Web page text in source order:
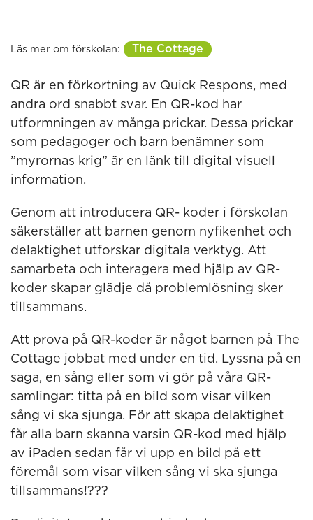
Läs mer om förskolan: The Cottage
QR är en förkortning av Quick Respons, med
andra ord snabbt svar. En QR-kod har
utformningen av många prickar. Dessa prickar
som pedagoger och barn benämner som
”myrornas krig” är en länk till digital visuell
information.
Genom att introducera QR- koder i förskolan
säkerställer att barnen genom nyfikenhet och
delaktighet utforskar digitala verktyg. Att
samarbeta och interagera med hjälp av QR-
koder skapar glädje då problemlösning sker
tillsammans.
Att prova på QR-koder är något barnen på The
Cottage jobbat med under en tid. Lyssna på en
saga, en sång eller som vi gör på våra QR-
samlingar: titta på en bild som visar vilken
sång vi ska sjunga. För att skapa delaktighet
får alla barn skanna varsin QR-kod med hjälp
av iPaden sedan får vi upp en bild på ett
föremål som visar vilken sång vi ska sjunga
tillsammans!???